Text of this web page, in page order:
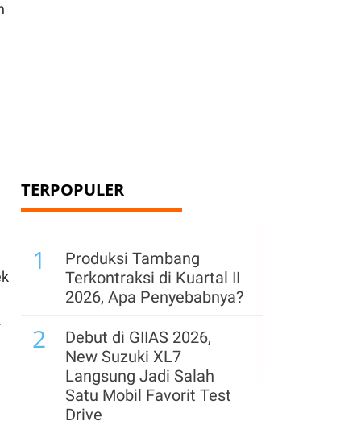
TERPOPULER
1
Produksi Tambang
Terkontraksi di Kuartal II
2026, Apa Penyebabnya?
2
Debut di GIIAS 2026,
New Suzuki XL7
Langsung Jadi Salah
Satu Mobil Favorit Test
Drive